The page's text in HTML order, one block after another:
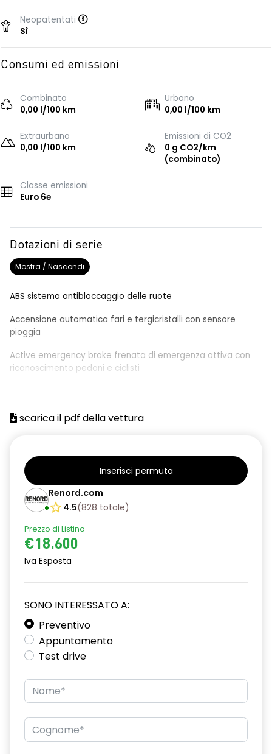
Neopatentati
Sì
Consumi ed emissioni
Combinato
0,00 l/100 km
Urbano
0,00 l/100 km
Extraurbano
0,00 l/100 km
Emissioni di CO2
0 g CO2/km
(combinato)
Classe emissioni
Euro 6e
Dotazioni di serie
Mostra / Nascondi
ABS sistema antibloccaggio delle ruote
Accensione automatica fari e tergicristalli con sensore
pioggia
Active emergency brake frenata di emergenza attiva con
riconoscimento pedoni e ciclisti
Airbag laterali a tendina anteriori e posteriori
Alzacristalli elettrici posteriori
Barre tetto modulari nere
Bracciolo anteriore con vano portaoggetti
Cerchi da 16''
Cruise Control
Design cerchi in lega TAMIA neri con coprimozzo in rame
Distance warning avviso distanza di sicurezza
Eco Mode
Emergency call soggetto alla disponibilità di rete
compatibile 2G/3G o 4G/5G in base al veicolo
scarica il pdf della vettura
Inserisci permuta
Renord.com
4.5(828 totale)
Prezzo di Listino
€18.600
Iva Esposta
SONO INTERESSATO A:
Preventivo
Appuntamento
Test drive